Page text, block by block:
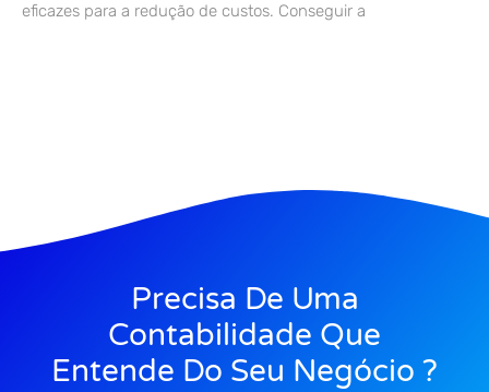
eficazes para a redução de custos. Conseguir a
Precisa De Uma
Contabilidade Que
Entende Do Seu Negócio ?